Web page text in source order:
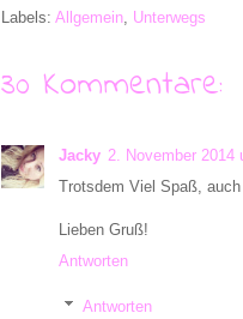
Labels: Allgemein Unterwegs
30 Kommentare:
Jacky 2. November 2014
Trotsdem Viel Spaß,
Lieben Gruß!
Antworten
Antworten